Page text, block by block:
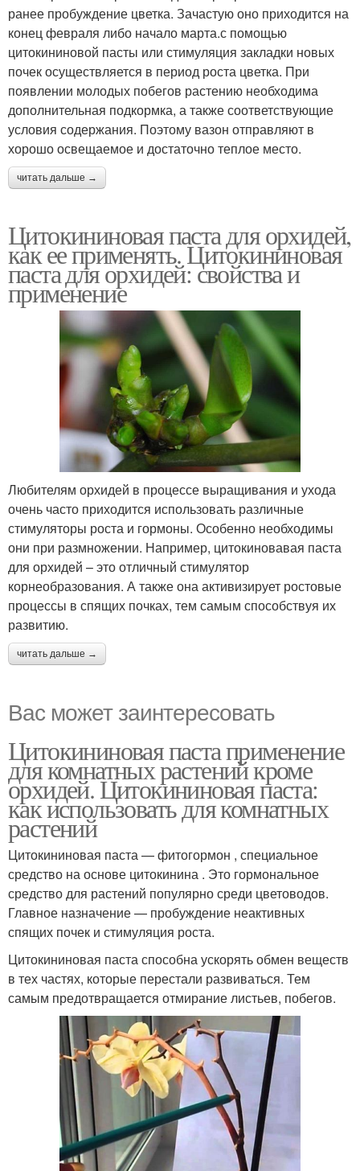
ранее пробуждение цветка. Зачастую оно приходится на
конец февраля либо начало марта.с помощью
цитокининовой пасты или стимуляция закладки новых
почек осуществляется в период роста цветка. При
появлении молодых побегов растению необходима
дополнительная подкормка, а также соответствующие
условия содержания. Поэтому вазон отправляют в
хорошо освещаемое и достаточно теплое место.
читать дальше →
Цитокининовая паста для орхидей,
как ее применять. Цитокининовая
паста для орхидей: свойства и
применение
Любителям орхидей в процессе выращивания и ухода
очень часто приходится использовать различные
стимуляторы роста и гормоны. Особенно необходимы
они при размножении. Например, цитокиновавая паста
для орхидей – это отличный стимулятор
корнеобразования. А также она активизирует ростовые
процессы в спящих почках, тем самым способствуя их
развитию.
читать дальше →
Вас может заинтересовать
Цитокининовая паста применение
для комнатных растений кроме
орхидей. Цитокининовая паста:
как использовать для комнатных
растений
Цитокининовая паста — фитогормон , специальное
средство на основе цитокинина . Это гормональное
средство для растений популярно среди цветоводов.
Главное назначение — пробуждение неактивных
спящих почек и стимуляция роста.
Цитокининовая паста способна ускорять обмен веществ
в тех частях, которые перестали развиваться. Тем
самым предотвращается отмирание листьев, побегов.